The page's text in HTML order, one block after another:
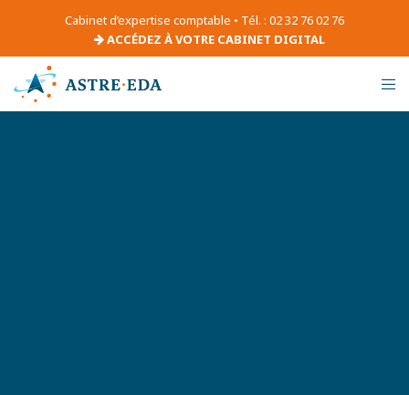
Cabinet d’expertise comptable • Tél. : 02 32 76 02 76
ACCÉDEZ À VOTRE CABINET DIGITAL